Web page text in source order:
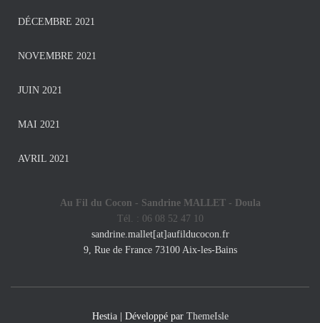
DÉCEMBRE 2021
NOVEMBRE 2021
JUIN 2021
MAI 2021
AVRIL 2021
Au Fil du Cocon - Sandrine MALLET - Doula
Tél. : 06 08 52 47 10
sandrine.mallet[at]aufilducocon.fr
9, Rue de France 73100 Aix-les-Bains
Hestia | Développé par ThemeIsle